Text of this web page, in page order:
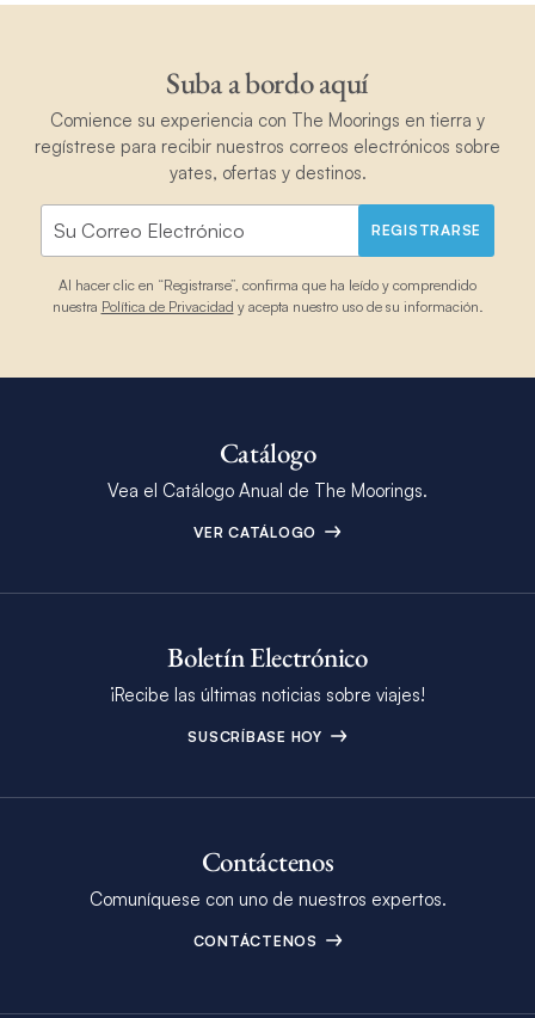
Suba a bordo aquí
Comience su experiencia con The Moorings en tierra y
regístrese para recibir nuestros correos electrónicos sobre
yates, ofertas y destinos.
REGISTRARSE
Al hacer clic en “Registrarse”, confirma que ha leído y comprendido
nuestra Política de Privacidad y acepta nuestro uso de su información.
Catálogo
Vea el Catálogo Anual de The Moorings.
VER CATÁLOGO
Boletín Electrónico
¡Recibe las últimas noticias sobre viajes!
SUSCRÍBASE HOY
Contáctenos
Comuníquese con uno de nuestros expertos.
CONTÁCTENOS